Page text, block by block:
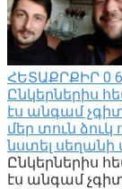
ՀԵՏԱՔՐՔԻՐ 0
Ընկերներիս
էս անգամ
մեր տուն ձուկ
նստել սեղանի
Ընկերներիս
էս անգամ